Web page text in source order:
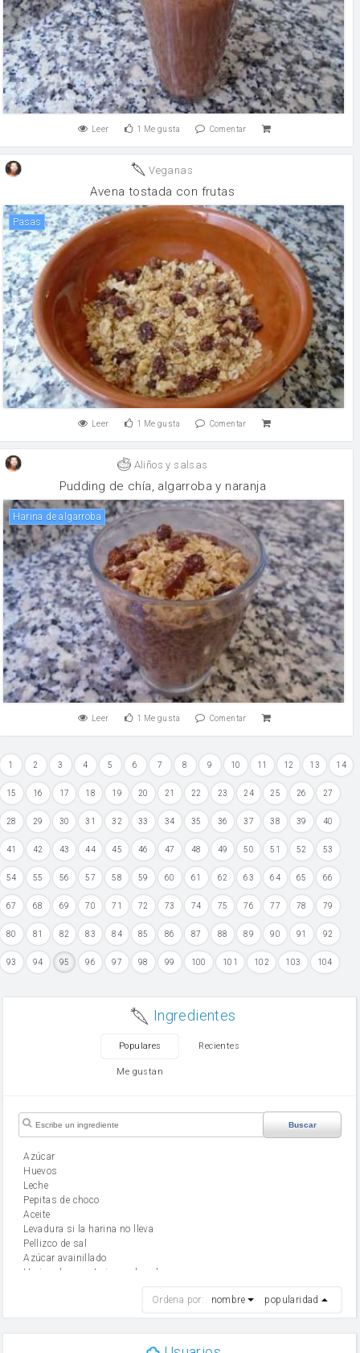
Leer 1 Me gusta Comentar
Veganas
Avena tostada con frutas
pasas
Leer 1 Me gusta Comentar
Aliños y salsas
Pudding de chía, algarroba y naranja
Harina de algarroba
Leer 1 Me gusta Comentar
1 2 3 4 5 6 7 8 9 10 11 12 13 14
15 16 17 18 19 20 21 22 23 24 25 26 27
28 29 30 31 32 33 34 35 36 37 38 39 40
41 42 43 44 45 46 47 48 49 50 51 52 53
54 55 56 57 58 59 60 61 62 63 64 65 66
67 68 69 70 71 72 73 74 75 76 77 78 79
80 81 82 83 84 85 86 87 88 89 90 91 92
93 94 95 96 97 98 99 100 101 102 103 104
Ingredientes
Populares Recientes
Me gustan
Buscar
Azúcar
huevos
leche
Pepitas de choco
aceite
Levadura si la harina no lleva
Pellizco de sal
Azúcar avainillado
Harina de reposteria con levadura
mantequilla
Ordena por: nombre popularidad